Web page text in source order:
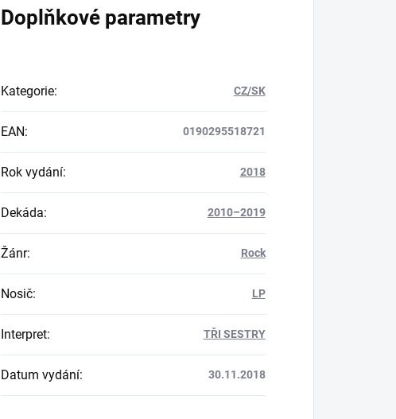
Doplňkové parametry
Kategorie: CZ/SK
EAN: 0190295518721
Rok vydání: 2018
Dekáda: 2010–2019
Žánr: Rock
Nosič: LP
Interpret: TŘI SESTRY
Datum vydání: 30.11.2018